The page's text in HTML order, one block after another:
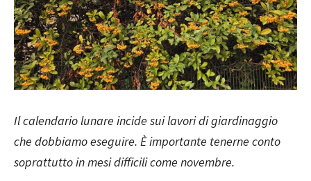
Il calendario lunare incide sui lavori di giardinaggio
che dobbiamo eseguire. È importante tenerne conto
soprattutto in mesi difficili come novembre.